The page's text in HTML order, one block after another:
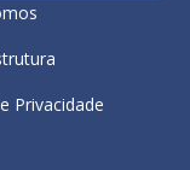
Privacidade